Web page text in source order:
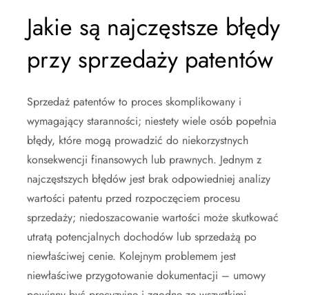
Jakie są najczęstsze błędy
przy sprzedaży patentów
Sprzedaż patentów to proces skomplikowany i
wymagający staranności; niestety wiele osób popełnia
błędy, które mogą prowadzić do niekorzystnych
konsekwencji finansowych lub prawnych. Jednym z
najczęstszych błędów jest brak odpowiedniej analizy
wartości patentu przed rozpoczęciem procesu
sprzedaży; niedoszacowanie wartości może skutkować
utratą potencjalnych dochodów lub sprzedażą po
niewłaściwej cenie. Kolejnym problemem jest
niewłaściwe przygotowanie dokumentacji – umowy